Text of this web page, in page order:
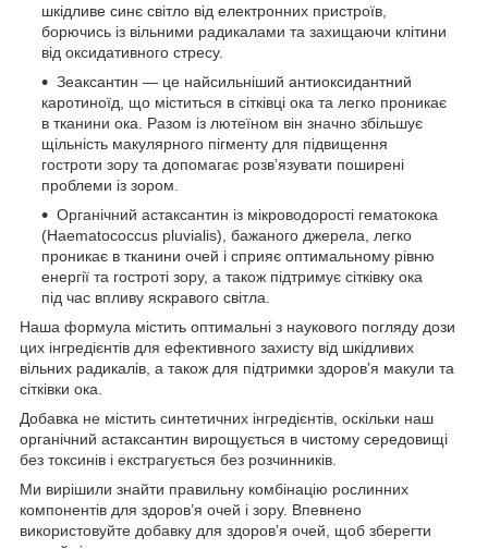
шкідливе синє світло від електронних пристроїв,
борючись із вільними радикалами та захищаючи клітини
від оксидативного стресу.
Зеаксантин — це найсильніший антиоксидантний
каротиноїд, що міститься в сітківці ока та легко проникає
в тканини ока. Разом із лютеїном він значно збільшує
щільність макулярного пігменту для підвищення
гостроти зору та допомагає розв’язувати поширені
проблеми із зором.
Органічний астаксантин із мікроводорості гематокока
(Haematococcus pluvialis), бажаного джерела, легко
проникає в тканини очей і сприяє оптимальному рівню
енергії та гостроті зору, а також підтримує сітківку ока
під час впливу яскравого світла.
Наша формула містить оптимальні з наукового погляду дози
цих інгредієнтів для ефективного захисту від шкідливих
вільних радикалів, а також для підтримки здоров’я макули та
сітківки ока.
Добавка не містить синтетичних інгредієнтів, оскільки наш
органічний астаксантин вирощується в чистому середовищі
без токсинів і екстрагується без розчинників.
Ми вирішили знайти правильну комбінацію рослинних
компонентів для здоров’я очей і зору. Впевнено
використовуйте добавку для здоров’я очей, щоб зберегти